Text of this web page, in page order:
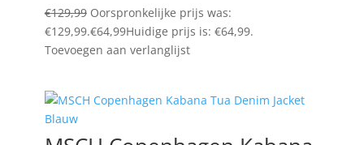
€129,99 Oorspronkelijke prijs was:
€129,99.€64,99Huidige prijs is: €64,99.
Toevoegen aan verlanglijst